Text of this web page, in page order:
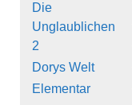
Die
Unglaublichen
2
Dorys Welt
Elementar